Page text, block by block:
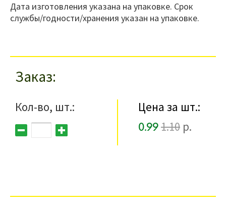
Дата изготовления указана на упаковке. Срок
службы/годности/хранения указан на упаковке.
Заказ
Кол-во, шт.:
Цена за шт.:
0.991.10 р.